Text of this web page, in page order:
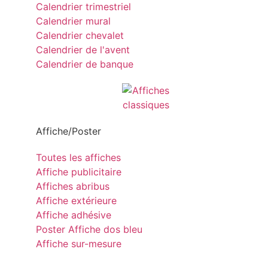
Calendrier trimestriel
Calendrier mural
Calendrier chevalet
Calendrier de l'avent
Calendrier de banque
Affiche/Poster
Toutes les affiches
Affiche publicitaire
Affiches abribus
Affiche extérieure
Affiche adhésive
Poster Affiche dos bleu
Affiche sur-mesure